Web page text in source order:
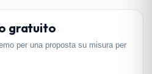
gratuito
per una proposta su misura per